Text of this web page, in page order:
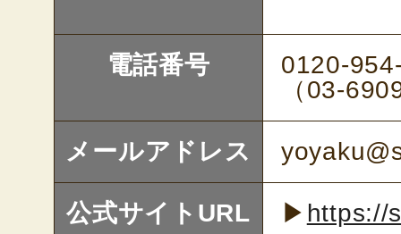
電話番号
0120-
（03-
メールアドレス
公式サイトURL ▶ https://